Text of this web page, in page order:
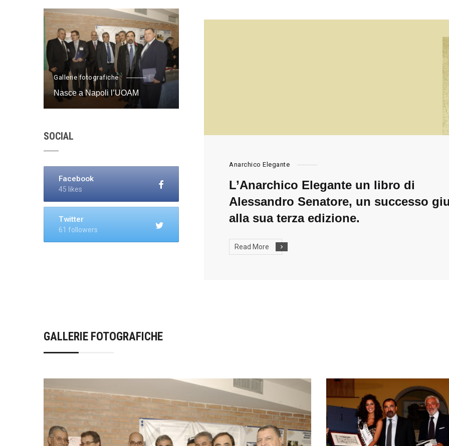
Anarchico Elegante
L’Anarchico Elegante un libro di
Alessandro Senatore, un successo
alla sua terza edizione.
Read More
Gallerie fotografiche
Nasce a Napoli l’UOAM
SOCIAL
Facebook
45 likes
Twitter
61 followers
GALLERIE FOTOGRAFICHE